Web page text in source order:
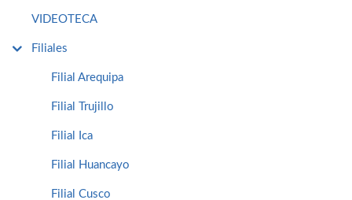
VIDEOTECA
Filiales
Filial Arequipa
Filial Trujillo
Filial Ica
Filial Huancayo
Filial Cusco